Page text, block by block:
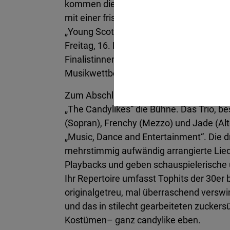
kommen die Gewinnerinnen und
mit einer frischen Musik-Brise aus
„Young Scots Trad Awards Winner Tour“
Freitag, 16. Februar, die
Finalistinnen und Finalisten
Musikwettbewerbe dem Hertener
Zum Abschluss der Klangraum-Reihe
„The Candylikes“ die Bühne. Das Trio,
(Sopran), Frenchy (Mezzo) und Jade
„Music, Dance and Entertainment“. Die
mehrstimmig aufwändig arrangierte
Playbacks und geben
Ihr Repertoire umfasst Tophits der 30er
originalgetreu, mal überraschend
und das in stilecht gearbeiteten
Kostümen– ganz candylike eben.